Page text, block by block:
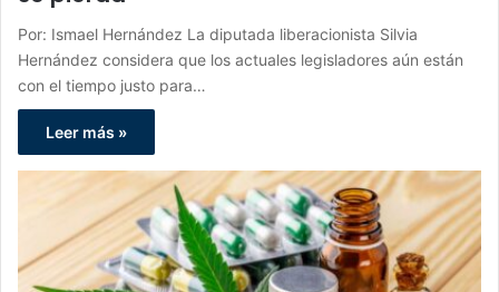
Por: Ismael Hernández La diputada liberacionista Silvia
Hernández considera que los actuales legisladores aún están
con el tiempo justo para…
Leer más »